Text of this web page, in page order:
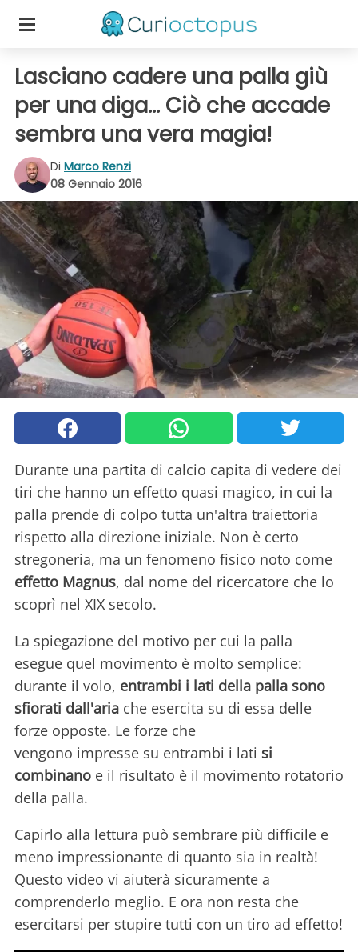
Lasciano cadere una palla giù
per una diga... Ciò che accade
sembra una vera magia!
Di Marco Renzi
08 Gennaio 2016
Durante una partita di calcio capita di vedere dei
tiri che hanno un effetto quasi magico, in cui la
palla prende di colpo tutta un'altra traiettoria
rispetto alla direzione iniziale. Non è certo
stregoneria, ma un fenomeno fisico noto come
effetto Magnus, dal nome del ricercatore che lo
scoprì nel XIX secolo.
La spiegazione del motivo per cui la palla
esegue quel movimento è molto semplice:
durante il volo, entrambi i lati della palla sono
sfiorati dall'aria che esercita su di essa delle
forze opposte. Le forze che
vengono impresse su entrambi i lati si
combinano e il risultato è il movimento rotatorio
della palla.
Capirlo alla lettura può sembrare più difficile e
meno impressionante di quanto sia in realtà!
Questo video vi aiuterà sicuramente a
comprenderlo meglio. E ora non resta che
esercitarsi per stupire tutti con un tiro ad effetto!